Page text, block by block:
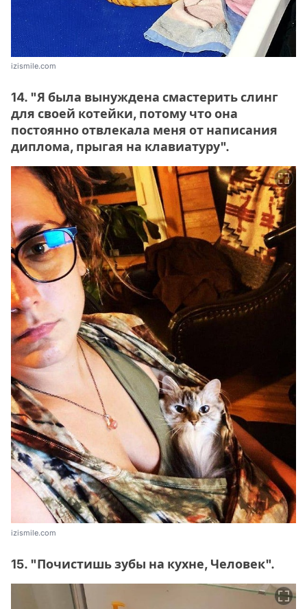
izismile.com
14. "Я была вынуждена смастерить слинг
для своей котейки, потому что она
постоянно отвлекала меня от написания
диплома, прыгая на клавиатуру".
izismile.com
15. "Почистишь зубы на кухне, Человек".